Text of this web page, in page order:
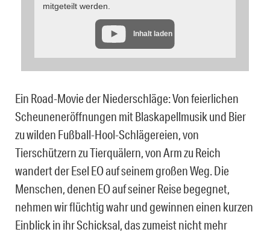
mitgeteilt werden.
Inhalt laden
Ein Road-Movie der Niederschläge: Von feierlichen
Scheuneneröffnungen mit Blaskapellmusik und Bier
zu wilden Fußball-Hool-Schlägereien, von
Tierschützern zu Tierquälern, von Arm zu Reich
wandert der Esel EO auf seinem großen Weg. Die
Menschen, denen EO auf seiner Reise begegnet,
nehmen wir flüchtig wahr und gewinnen einen kurzen
Einblick in ihr Schicksal, das zumeist nicht mehr